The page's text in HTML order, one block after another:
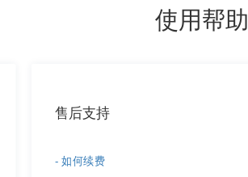
使用帮助
售后支持
- 如何续费